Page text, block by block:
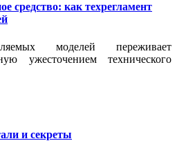
средство: как техрегламент
моделей переживает
ужесточением технического
и секреты